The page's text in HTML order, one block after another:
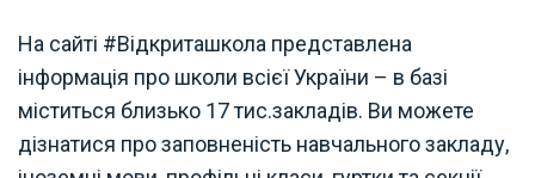
На сайті #Відкриташкола представлена
інформація про школи всієї України – в базі
міститься близько 17 тис.закладів. Ви можете
дізнатися про заповненість навчального закладу,